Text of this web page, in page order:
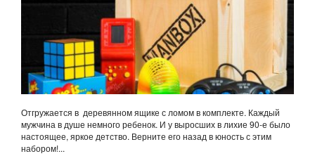
Отгружается в деревянном ящике с ломом в комплекте. Каждый
мужчина в душе немного ребенок. И у выросших в лихие 90-е было
настоящее, яркое детство. Верните его назад в юность с этим
набором!...